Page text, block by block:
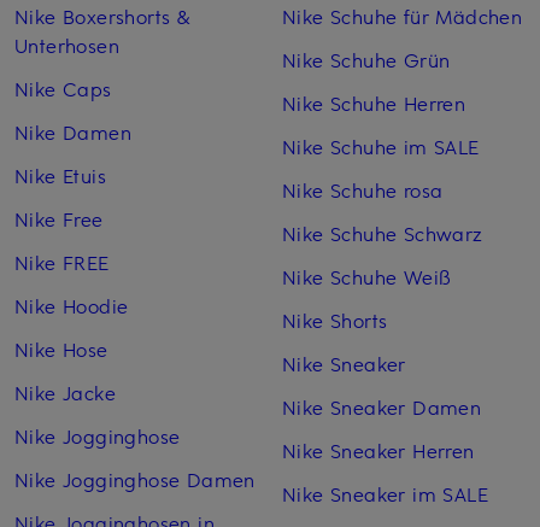
Nike Boxershorts &
Unterhosen
Nike Caps
Nike Damen
Nike Etuis
Nike Free
Nike FREE
Nike Hoodie
Nike Hose
Nike Jacke
Nike Jogginghose
Nike Jogginghose Damen
Nike Jogginghosen in
Nike Schuhe für Mädchen
Nike Schuhe Grün
Nike Schuhe Herren
Nike Schuhe im SALE
Nike Schuhe rosa
Nike Schuhe Schwarz
Nike Schuhe Weiß
Nike Shorts
Nike Sneaker
Nike Sneaker Damen
Nike Sneaker Herren
Nike Sneaker im SALE